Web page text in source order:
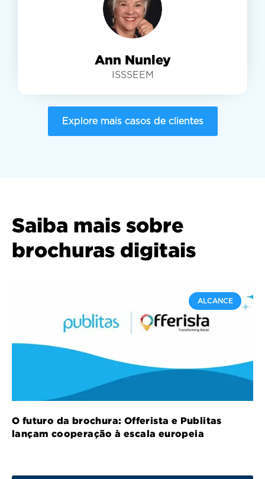
Ann Nunley
ISSSEEM
Explore mais casos de clientes
Saiba mais sobre
brochuras digitais
ALCANCE
O futuro da brochura: Offerista e Publitas
lançam cooperação à escala europeia